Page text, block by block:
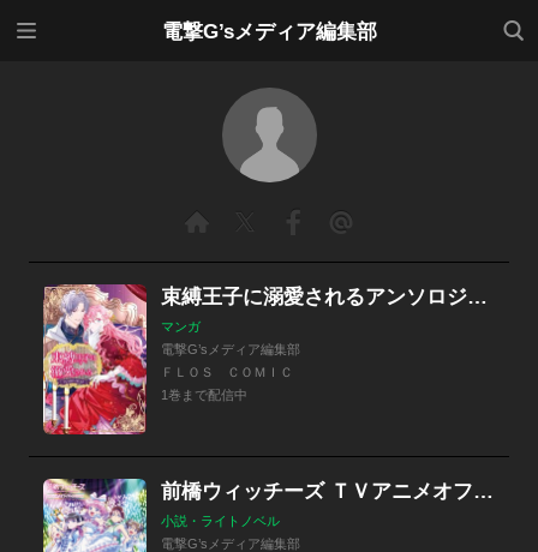
電撃G’sメディア編集部
検索
束縛王子に溺愛されるアンソロジーコミック
マンガ
電撃G’sメディア編集部
ＦＬＯＳ ＣＯＭＩＣ
1巻まで配信中
前橋ウィッチーズ ＴＶアニメオフィシャルＢＯＯＫ
小説・ライトノベル
電撃G’sメディア編集部